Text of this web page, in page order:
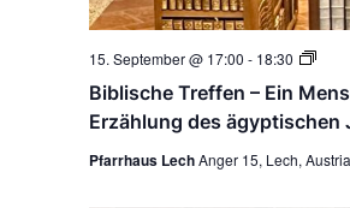
Biblische Treffen – Ein
Erzählung des ägyptischen
15. September @ 17:00 - 18:30
–
Ein
die
Pfarrhaus LechAnger 15, Lech, Austria